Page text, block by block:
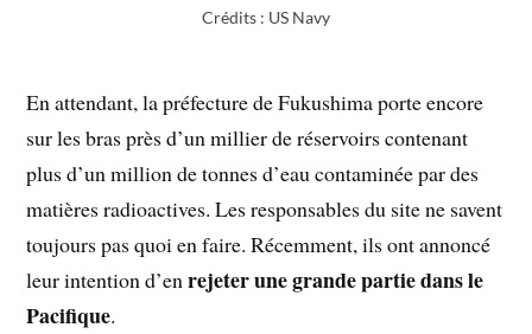
Crédits : US Navy
En attendant, la préfecture de Fukushima porte encore
sur les bras près d’un millier de réservoirs contenant
plus d’un million de tonnes d’eau contaminée par des
matières radioactives. Les responsables du site ne savent
toujours pas quoi en faire. Récemment, ils ont annoncé
leur intention d’enrejeter une grande partie dans le
Pacifique.